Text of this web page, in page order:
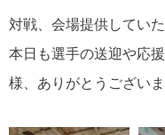
対戦、会場提供してい
本日も選手の送迎や応
様、ありがとうございま